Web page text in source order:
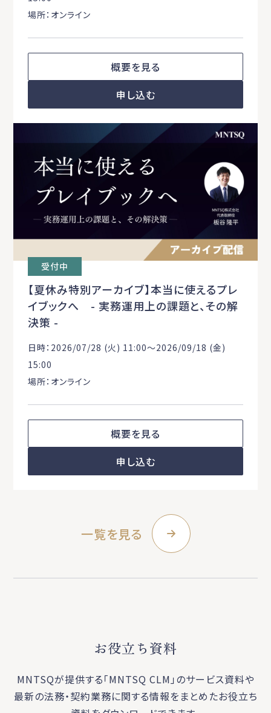
場所：オンライン
概要を見る
申し込む
受付中
【夏休み特別アーカイブ】本当に使えるプレ
イブックへ - 実務運用上の課題と、その解
決策 -
日時：2026/07/28 (火) 11:00〜2026/09/18 (金)
15:00
場所：オンライン
概要を見る
申し込む
一覧を見る
お役立ち資料
MNTSQが提供する「MNTSQ CLM」のサービス資料や
最新の法務・契約業務に関する情報をまとめたお役立ち